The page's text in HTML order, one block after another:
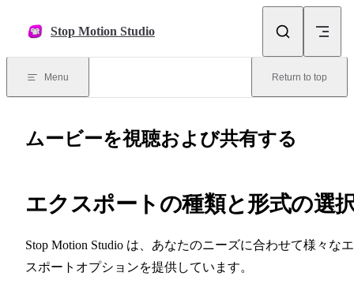
Stop Motion Studio
Menu Return to top
ムービーを視聴および共有する
エクスポートの種類と形式の選
Stop Motion Studio は、あなたのニーズに合わせて様々な
スポートオプションを提供しています。